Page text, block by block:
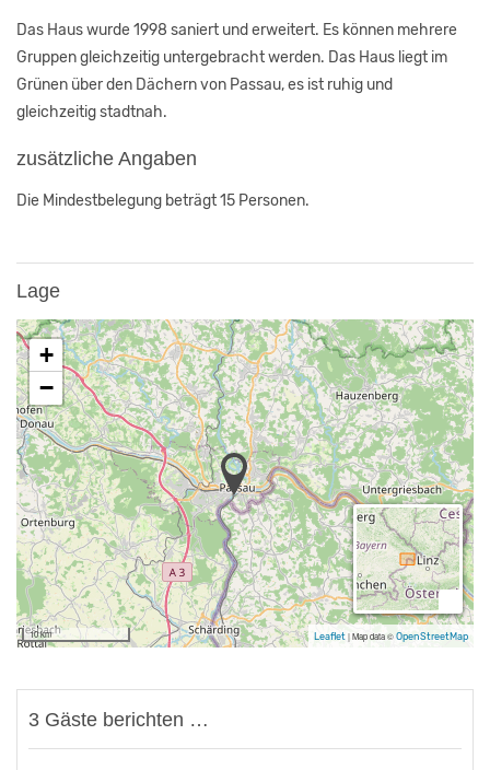
Das Haus wurde 1998 saniert und erweitert. Es können mehrere
Gruppen gleichzeitig untergebracht werden. Das Haus liegt im
Grünen über den Dächern von Passau, es ist ruhig und
gleichzeitig stadtnah.
zusätzliche Angaben
Die Mindestbelegung beträgt 15 Personen.
Lage
+
−
10 km Leaflet|Map data ©OpenStreetMap
3 Gäste berichten …